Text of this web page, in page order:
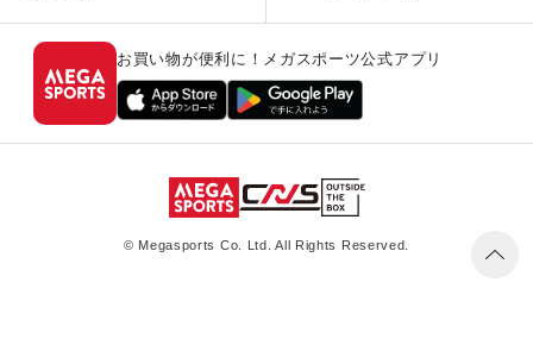
お買い物が便利に！メガスポーツ公式アプリ
© Megasports Co. Ltd. All Rights Reserved.